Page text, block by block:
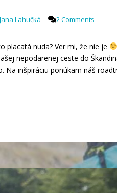
Jana Lahučká 2 Comments
placatá nuda? Ver mi, že nie je
nepodarenej ceste do
Na inšpiráciu ponúkam náš